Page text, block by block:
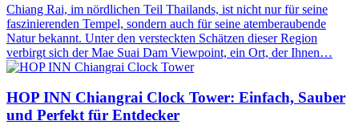
Chiang Rai, im nördlichen Teil Thailands, ist nicht nur für seine
faszinierenden Tempel, sondern auch für seine atemberaubende
Natur bekannt. Unter den versteckten Schätzen dieser Region
verbirgt sich der Mae Suai Dam Viewpoint, ein Ort, der Ihnen…
HOP INN Chiangrai Clock Tower: Einfach, Sauber
und Perfekt für Entdecker